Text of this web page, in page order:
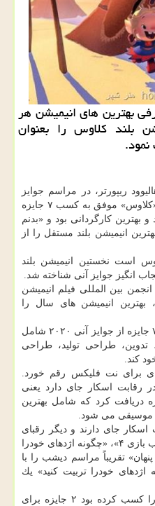
بهترین های انیمیشن هر
بلند كلاوس را بعنوان
ریپورتر، در مراسم جوایز
آنی، كمپانی نتفلیكس با انیمیشن «كلاوس» موفق به كسب ۷ جایزه
بهترین كارگردانی بود و «بدنم
همچون بهترین انیمیشن بلند مستقل را از
است نخستین انیمیشن بلند
انگیز جوایز آنی شناخته شد.
بین المللی فیلم انیمیشن
بهترین انیمیشن های سال را
شب پیش «كلاوس» موفق شد تا ۷ جایزه از جوایز آنی ۲۰۲۰ شامل
تدوین، طراحی تولید، طراحی
كند.
برای نت فلیكس رقم خورد.
رقابت اسكار جای دارد یعنی
گم كرده ام» نیز ۳ جایزه دریافت كرد كه شامل بهترین
و موسیقی می شود.
جای دارند و دیگر رقبای
آنها در اسكار شامل «داستان اسباب بازی ۴»، «چگونه اژدهای خودرا
تقریباً مراسم دیشب را با
خودرا تربیت كنید» یك
«یخ زده ۲» كه بیشترین نامزدی را كسب كرده بود ۲ جایزه برای